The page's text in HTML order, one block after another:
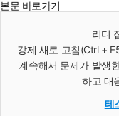
본문 바로가기
리디
강제 새로 고침(Ctrl +
계속해서 문제가 발생
하고 대
테